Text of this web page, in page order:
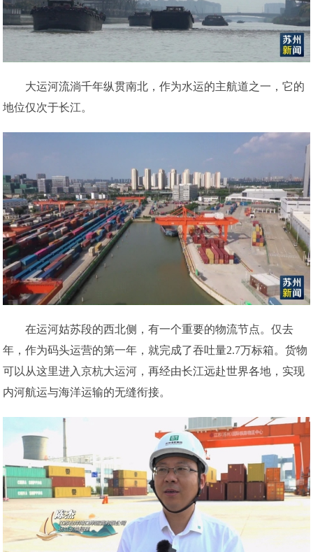
大运河流淌千年纵贯南北，作为水运的主航道之一，它的
地位仅次于长江。
在运河姑苏段的西北侧，有一个重要的物流节点。仅去
年，作为码头运营的第一年，就完成了吞吐量2.7万标箱。货物
可以从这里进入京杭大运河，再经由长江远赴世界各地，实现
内河航运与海洋运输的无缝衔接。